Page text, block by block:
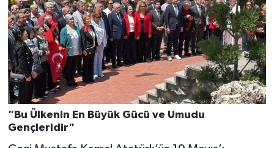
"Bu Ülkenin En Büyük Gücü ve Umudu
Gençleridir"